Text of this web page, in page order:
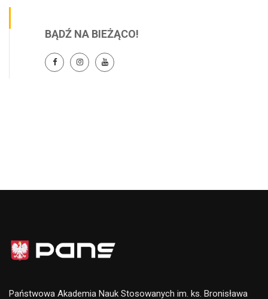
BĄDŹ NA BIEŻĄCO!
Państwowa Akademia Nauk Stosowanych im. ks. Bronisława